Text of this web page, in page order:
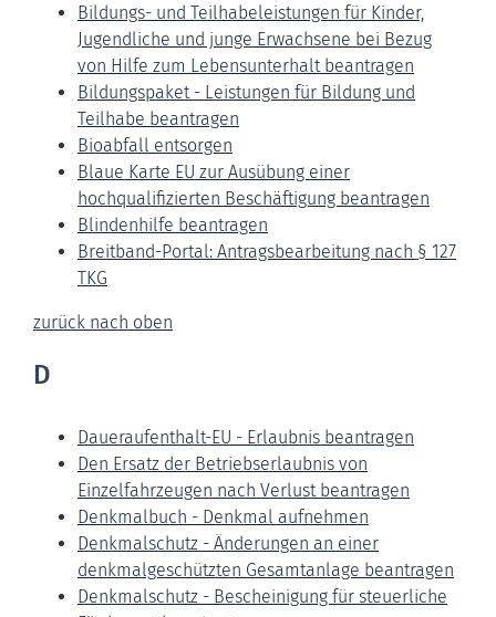
Bildungs- und Teilhabeleistungen für Kinder,
Jugendliche und junge Erwachsene bei Bezug
von Hilfe zum Lebensunterhalt beantragen
Bildungspaket - Leistungen für Bildung und
Teilhabe beantragen
Bioabfall entsorgen
Blaue Karte EU zur Ausübung einer
hochqualifizierten Beschäftigung beantragen
Blindenhilfe beantragen
Breitband-Portal: Antragsbearbeitung nach § 127
TKG
zurück nach oben
D
Daueraufenthalt-EU - Erlaubnis beantragen
Den Ersatz der Betriebserlaubnis von
Einzelfahrzeugen nach Verlust beantragen
Denkmalbuch - Denkmal aufnehmen
Denkmalschutz - Änderungen an einer
denkmalgeschützten Gesamtanlage beantragen
Denkmalschutz - Bescheinigung für steuerliche